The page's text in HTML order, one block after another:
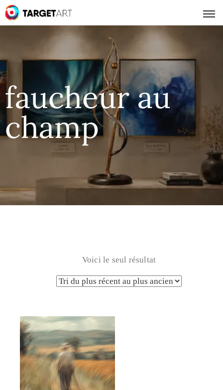
faucheur au
champ
Voici le seul résultat